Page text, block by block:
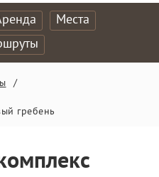
Места
/
гребень